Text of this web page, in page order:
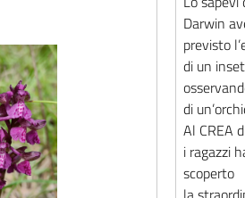
Darwin
previsto
di un
di
Al CREA
i ragazzi
scoperto